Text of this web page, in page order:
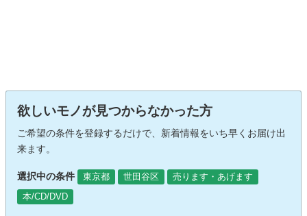
欲しいモノが見つからなかった方
ご希望の条件を登録するだけで、新着情報をいち早くお届け出
来ます。
選択中の条件 東京都 世田谷区
売ります・あげます
本/CD/DVD